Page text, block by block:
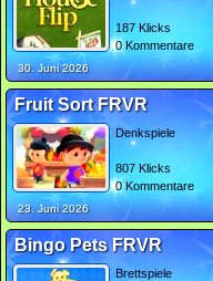
187 Klicks
0 Kommentare
30. Juni 2026
Fruit Sort FRVR
Denkspiele
807 Klicks
0 Kommentare
23. Juni 2026
Bingo Pets FRVR
Brettspiele